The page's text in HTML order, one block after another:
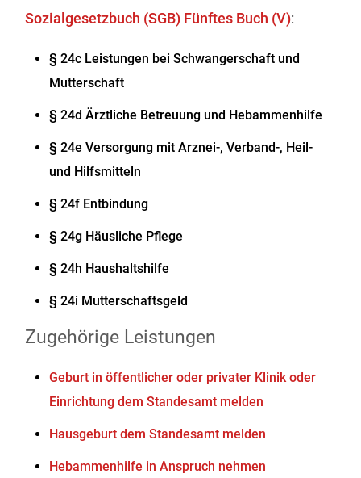
Sozialgesetzbuch (SGB) Fünftes Buch (V):
§ 24c Leistungen bei Schwangerschaft und
Mutterschaft
§ 24d Ärztliche Betreuung und Hebammenhilfe
§ 24e Versorgung mit Arznei-, Verband-, Heil-
und Hilfsmitteln
§ 24f Entbindung
§ 24g Häusliche Pflege
§ 24h Haushaltshilfe
§ 24i Mutterschaftsgeld
Zugehörige Leistungen
Geburt in öffentlicher oder privater Klinik oder
Einrichtung dem Standesamt melden
Hausgeburt dem Standesamt melden
Hebammenhilfe in Anspruch nehmen